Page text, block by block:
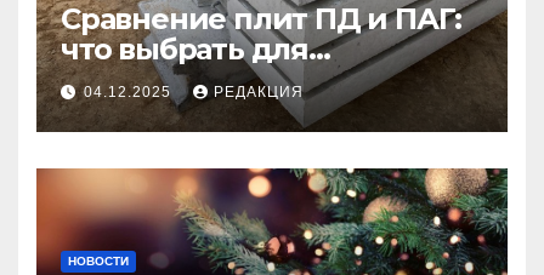
Сравнение плит ПД и ПАГ:
что выбрать для
долговечного и прочного
покрытия
04.12.2025 РЕДАКЦИЯ
НОВОСТИ